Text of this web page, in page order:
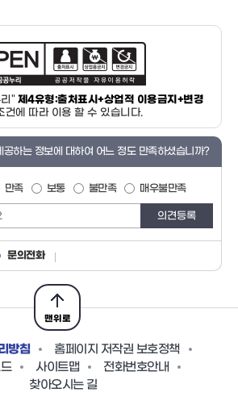
"제4유형:출처표시+상업적 이용금지+변경
건에 따라 이용 할 수 있습니다.
공하는 정보에 대하여 어느 정도 만족하셨습니까?
만족 보통 불만족 매우불만족
문의전화
방침
홈페이지 저작권 보호정책
사이트맵
전화번호안내
찾아오시는 길
맨위로